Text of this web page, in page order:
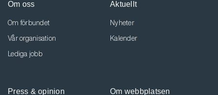
Om oss
Om förbundet
Vår organisation
Lediga jobb
Aktuellt
Nyheter
Kalender
Press & opinion Om webbplatsen